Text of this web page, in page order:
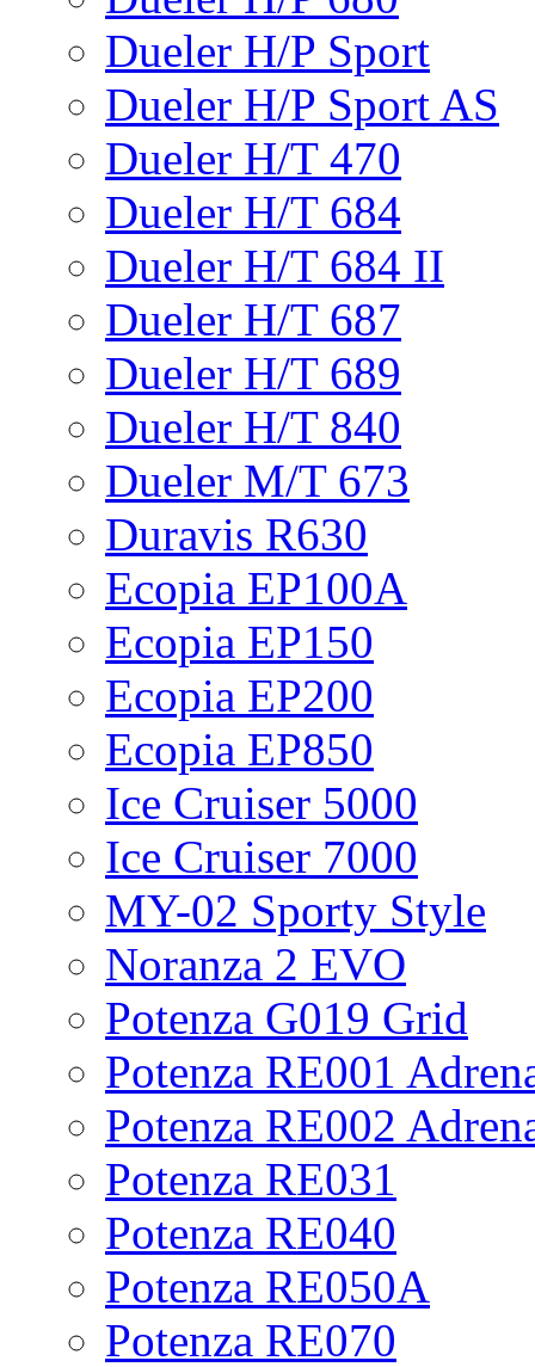
Dueler H/P Sport
Dueler H/P Sport AS
Dueler H/T 470
Dueler H/T 684
Dueler H/T 684 II
Dueler H/T 687
Dueler H/T 689
Dueler H/T 840
Dueler M/T 673
Duravis R630
Ecopia EP100A
Ecopia EP150
Ecopia EP200
Ecopia EP850
Ice Cruiser 5000
Ice Cruiser 7000
MY-02 Sporty Style
Noranza 2 EVO
Potenza G019 Grid
Potenza RE001
Potenza RE002
Potenza RE031
Potenza RE040
Potenza RE050A
Potenza RE070